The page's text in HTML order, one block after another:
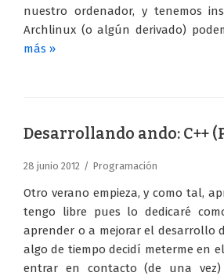
nuestro ordenador, y tenemos
Archlinux (o algún derivado)
más »
Desarrollando ando: C++
28 junio 2012 Programación
Otro verano empieza, y como tal,
tengo libre pues lo dedicaré
aprender o a mejorar el desarrollo
algo de tiempo decidí meterme en
entrar en contacto (de una